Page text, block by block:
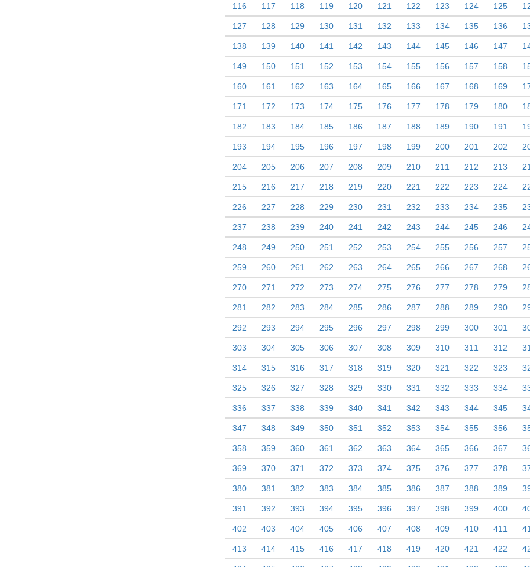
116 117 118 119 120 121 122 123 124 125
127 128 129 130 131 132 133 134 135 136
138 139 140 141 142 143 144 145 146 147
149 150 151 152 153 154 155 156 157 158
160 161 162 163 164 165 166 167 168 169
171 172 173 174 175 176 177 178 179 180
182 183 184 185 186 187 188 189 190 191
193 194 195 196 197 198 199 200 201 202
204 205 206 207 208 209 210 211 212 213
215 216 217 218 219 220 221 222 223 224
226 227 228 229 230 231 232 233 234 235
237 238 239 240 241 242 243 244 245 246
248 249 250 251 252 253 254 255 256 257
259 260 261 262 263 264 265 266 267 268
270 271 272 273 274 275 276 277 278 279
281 282 283 284 285 286 287 288 289 290
292 293 294 295 296 297 298 299 300 301
303 304 305 306 307 308 309 310 311 312
314 315 316 317 318 319 320 321 322 323
325 326 327 328 329 330 331 332 333 334
336 337 338 339 340 341 342 343 344 345
347 348 349 350 351 352 353 354 355 356
358 359 360 361 362 363 364 365 366 367
369 370 371 372 373 374 375 376 377 378
380 381 382 383 384 385 386 387 388 389
391 392 393 394 395 396 397 398 399 400
402 403 404 405 406 407 408 409 410 411
413 414 415 416 417 418 419 420 421 422